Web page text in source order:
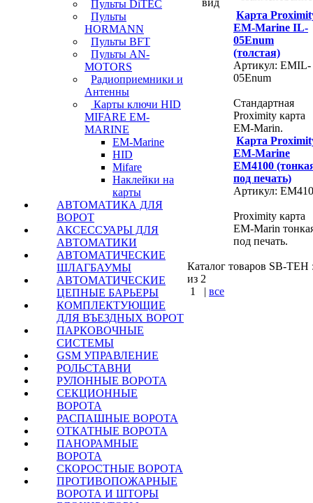
Пульты DiTEC
Пульты
HORMANN
Пульты BFT
Пульты AN-
MOTORS
Радиоприемники и
Антенны
Карты ключи HID
MIFARE EM-
MARINE
EM-Marine
HID
Mifare
Наклейки на
карты
АВТОМАТИКА ДЛЯ
ВОРОТ
АКСЕССУАРЫ ДЛЯ
АВТОМАТИКИ
АВТОМАТИЧЕСКИЕ
ШЛАГБАУМЫ
АВТОМАТИЧЕСКИЕ
ЦЕПНЫЕ БАРЬЕРЫ
КОМПЛЕКТУЮЩИЕ
ДЛЯ ВЪЕЗДНЫХ ВОРОТ
ПАРКОВОЧНЫЕ
СИСТЕМЫ
GSM УПРАВЛЕНИЕ
РОЛЬСТАВНИ
РУЛОННЫЕ ВОРОТА
СЕКЦИОННЫЕ
ВОРОТА
РАСПАШНЫЕ ВОРОТА
ОТКАТНЫЕ ВОРОТА
ПАНОРАМНЫЕ
ВОРОТА
СКОРОСТНЫЕ ВОРОТА
ПРОТИВОПОЖАРНЫЕ
ВОРОТА И ШТОРЫ
Карта
EM-Marine IL-
05Enum
(толстая)
Артикул: EMIL-
05Enum
Стандартная
Proximity карта
EM-Marin.
Карта
EM-Marine
EM4100
под печать)
Артикул:
Proximity карта
EM-Marin
под печать.
Каталог товаров SB-
из 2
1
| все